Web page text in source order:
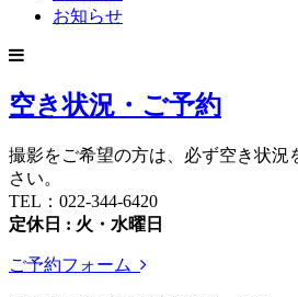
お知らせ
空き状況・ご予約
撮影をご希望の方は、必ず空き状況
さい。
TEL：022-344-6420
定休日 : 火・水曜日
ご予約フォーム